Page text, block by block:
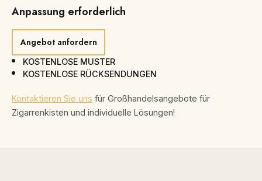
Anpassung erforderlich
Angebot anfordern
KOSTENLOSE MUSTER
KOSTENLOSE RÜCKSENDUNGEN
Kontaktieren Sie uns für Großhandelsangebote für
Zigarrenkisten und individuelle Lösungen!